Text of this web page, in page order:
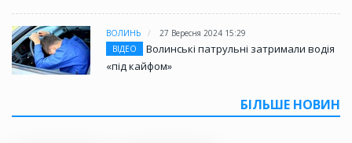
ВОЛИНЬ
27 Вересня 2024 15:29
ВІДЕО
Волинські патрульні затримали водія
«під кайфом»
БІЛЬШЕ НОВИН